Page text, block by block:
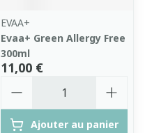
EVAA+
Evaa+ Green Allergy Free
300ml
11,00 €
Ajouter au panier